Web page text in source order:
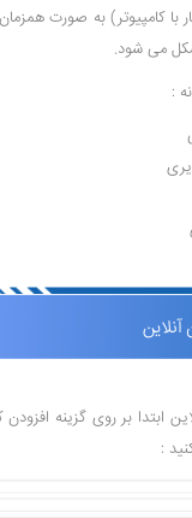
با کامپیوتر) به صورت
می شود.
:
ابتدا بر روی گزینه
: